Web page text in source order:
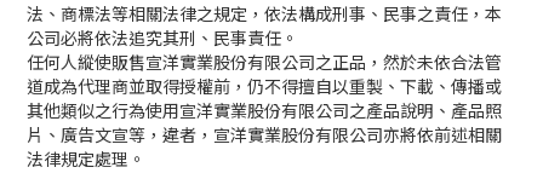
法、商標法等相關法律之規定，依法構成刑事、民事之責任，本
公司必將依法追究其刑、民事責任。
任何人縱使販售宣洋實業股份有限公司之正品，然於未依合法管
道成為代理商並取得授權前，仍不得擅自以重製、下載、傳播或
其他類似之行為使用宣洋實業股份有限公司之產品說明、產品照
片、廣告文宣等，違者，宣洋實業股份有限公司亦將依前述相關
法律規定處理。